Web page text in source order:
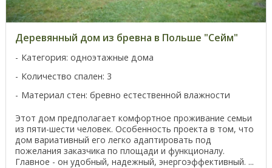
Деревянный дом из бревна в Польше "Сейм"
Категория: одноэтажные дома
Количество спален: 3
Материал стен: бревно естественной влажности
Этот дом предполагает комфортное проживание семьи
из пяти-шести человек. Особенность проекта в том, что
дом вариативный его легко адаптировать под
пожелания заказчика по площади и функционалу.
Главное - он удобный, надежный, энергоэффективный. ...